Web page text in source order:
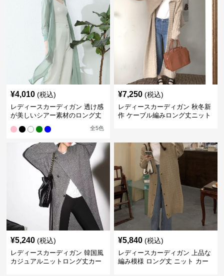
¥4,010 (税込)
レディースカーディガン 透け感
が美しいシアー素材のロング丈
全5色
¥7,250 (税込)
レディースカーディガン 秋冬新
作 ケーブル編みロング丈ニット
¥5,240 (税込)
レディースカーディガン 韓国風
カジュアルニットロング丈カー
¥5,840 (税込)
レディースカーディガン 上品な
編み模様 ロング丈 ニット カー